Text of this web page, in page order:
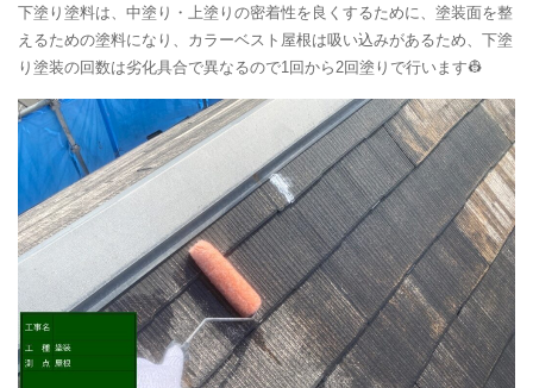
下塗り塗料は、中塗り・上塗りの密着性を良くするために、塗装面を整
えるための塗料になり、カラーベスト屋根は吸い込みがあるため、下塗
り塗装の回数は劣化具合で異なるので1回から2回塗りで行います👷